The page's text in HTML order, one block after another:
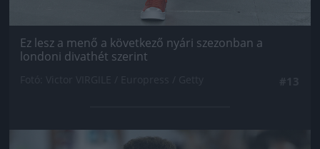
Ez lesz a menő a következő nyári szezonban a
londoni divathét szerint